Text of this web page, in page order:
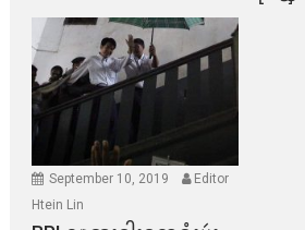
September 10, 2019
Editor
Htein Lin